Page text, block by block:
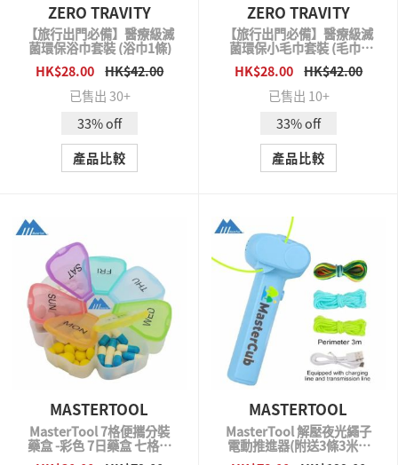
QUICK VIEW
ZERO TRAVITY
【旅行出門必備】醫療級滅
菌環保浴巾套裝 (浴巾1條)
HK$28.00 HK$42.00
已售出 30+
33% off
產品比較
QUICK VIEW
ZERO TRAVITY
【旅行出門必備】醫療級滅
菌環保小毛巾套裝 (毛巾3
條)
HK$28.00 HK$42.00
已售出 10+
33% off
產品比較
MASTERTOOL
MasterTool 7格便攜分裝
藥盒 -彩色 7日藥盒 七格星
期藥盒
MASTERTOOL
MasterTool 解壓夜光繩子
電動推進器(附送3條3米長
繩子) 繩子推進器